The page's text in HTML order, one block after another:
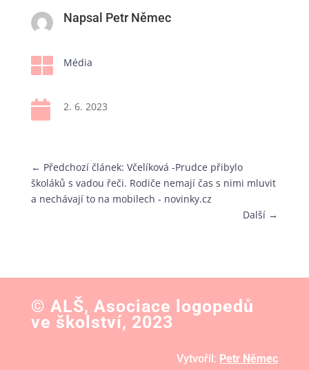
Napsal Petr Němec
 Média
 2. 6. 2023
← Předchozí článek: Včelíková -Prudce přibylo
školáků s vadou řeči. Rodiče nemají čas s nimi mluvit
a nechávají to na mobilech - novinky.cz
Další →
© ALŠ, Asociace logopedů
ve školství, 2023
Vytvořil: Petr Němec